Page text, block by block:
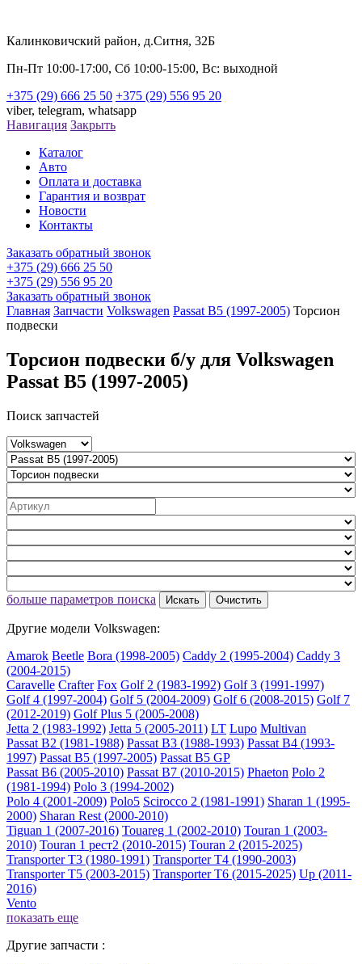
Калинковичский район, д.Ситня, 32Б
Пн-Пт 10:00-17:00, Сб 10:00-15:00, Вс: выходной
+375 (29) 666 25 50 +375 (29) 556 95 20
viber, telegram, whatsapp
Навигация Закрыть
Каталог
Авто
Оплата и доставка
Гарантия и возврат
Новости
Контакты
Заказать обратный звонок
+375 (29) 666 25 50
+375 (29) 556 95 20
Заказать обратный звонок
Главная Запчасти Volkswagen Passat B5 (1997-2005) Торсион
подвески
Торсион подвески б/у для Volkswagen
Passat B5 (1997-2005)
Поиск запчастей
больше параметров поиска Искать Очистить
Другие модели Volkswagen:
Amarok Beetle Bora (1998-2005) Caddy 2 (1995-2004) Caddy 3
(2004-2015)
Caravelle Crafter Fox Golf 2 (1983-1992) Golf 3 (1991-1997)
Golf 4 (1997-2004) Golf 5 (2004-2009) Golf 6 (2008-2015) Golf 7
(2012-2019) Golf Plus 5 (2005-2008)
Jetta 2 (1983-1992) Jetta 5 (2005-2011) LT Lupo Multivan
Passat B2 (1981-1988) Passat B3 (1988-1993) Passat B4 (1993-
1997) Passat B5 (1997-2005) Passat B5 GP
Passat B6 (2005-2010) Passat B7 (2010-2015) Phaeton Polo 2
(1981-1994) Polo 3 (1994-2002)
Polo 4 (2001-2009) Polo5 Scirocco 2 (1981-1991) Sharan 1 (1995-
2000) Sharan Rest (2000-2010)
Tiguan 1 (2007-2016) Touareg 1 (2002-2010) Touran 1 (2003-
2010) Touran 1 рест2 (2010-2015) Touran 2 (2015-2025)
Transporter T3 (1980-1991) Transporter T4 (1990-2003)
Transporter T5 (2003-2015) Transporter T6 (2015-2025) Up (2011-
2016)
Vento
показать еще
Другие запчасти :